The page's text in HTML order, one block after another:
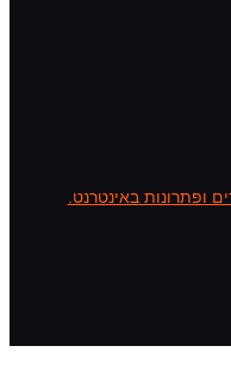
ופתרונות באינטרנט.